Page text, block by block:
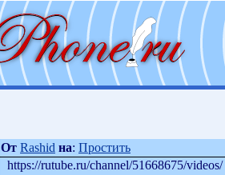
От Rashid на: Простить
https://rutube.ru/channel/51668675/videos/